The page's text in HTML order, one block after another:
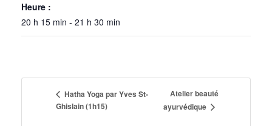
Heure :
20 h 15 min - 21 h 30 min
Hatha Yoga par Yves St-
Ghislain (1h15)
Atelier beauté
ayurvédique